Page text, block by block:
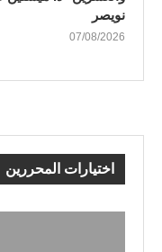
نويصر
07/08/2026
اختيارات المحررين